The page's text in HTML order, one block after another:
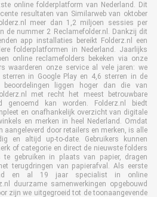
online folderplatform van Nederland. Dit
resultaten van Similarweb van oktober
meer dan 1,2 miljoen sessies per
de nummer 2 Reclamefolder.nl. Dankzij dit
app installaties bereikt Folderz.nl een
folderplatformen in Nederland. Jaarlijks
online reclamefolders bekeken via onze
waarderen onze service al vele jaren: we
in Google Play en 4,6 sterren in de
liggen hoger dan die van
met recht het meest betrouwbare
genoemd kan worden. Folderz.nl biedt
en onafhankelijk overzicht van digitale
en merken in heel Nederland. Omdat
aangeleverd door retailers en merken, is alle
en altijd up-to-date. Gebruikers kunnen
of categorie en direct de nieuwste folders
te gebruiken in plaats van papier, dragen
terugdringen van papierafval. Als eerste
en al 19 jaar specialist in online
duurzame samenwerkingen opgebouwd
zijn we uitgegroeid tot de toonaangevende